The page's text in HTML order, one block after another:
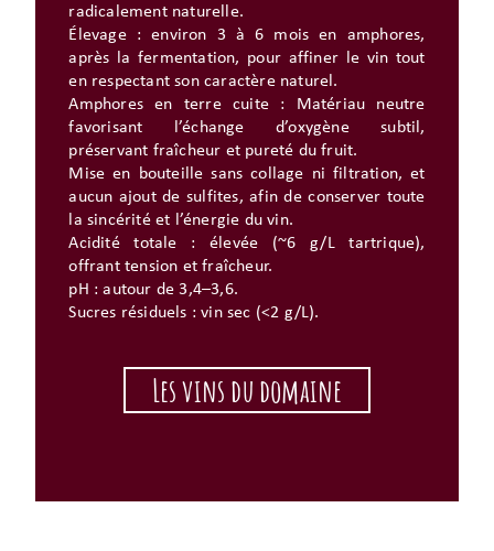
radicalement naturelle.
Élevage : environ 3 à 6 mois en amphores,
après la fermentation, pour affiner le vin tout
en respectant son caractère naturel.
Amphores en terre cuite : Matériau neutre
favorisant l’échange d’oxygène subtil,
préservant fraîcheur et pureté du fruit.
Mise en bouteille sans collage ni filtration, et
aucun ajout de sulfites, afin de conserver toute
la sincérité et l’énergie du vin.
Acidité totale : élevée (~6 g/L tartrique),
offrant tension et fraîcheur.
pH : autour de 3,4–3,6.
Sucres résiduels : vin sec (<2 g/L).
Les vins du domaine